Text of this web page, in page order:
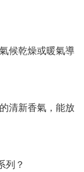
候乾燥或暖氣導
清新香氣，能放
列？